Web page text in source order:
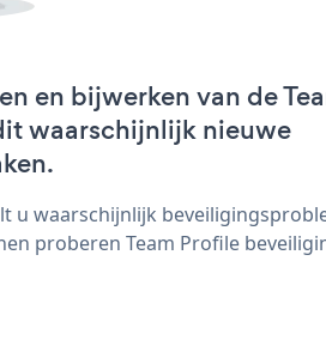
en bijwerken van de
waarschijnlijk nieuwe
u waarschijnlijk
proberen Team Profile